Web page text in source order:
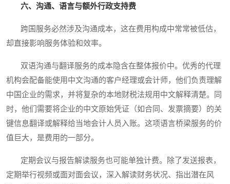
六、沟通、语言与额外行政支持费
跨国服务必然涉及沟通成本，这在费用构成中常常被低估，
却直接影响服务体验和效率。
双语沟通与翻译服务的成本隐含在整体报价中。优秀的代理
机构会配备能使用中文沟通的客户经理或会计师，他们负责理解
中国企业的需求，并将复杂的本地财税法规用中文解释清楚。同
时，他们需要将企业的中文原始凭证（如合同、发票摘要）的关
键信息翻译或解释给当地会计人员入账。这项语言桥梁服务的价
值巨大，是费用的一部分。
定期会议与报告解读服务也可能单独计费。除了发送报表，
定期举行视频或面对面会议，深入解读财务状况、指出潜在风